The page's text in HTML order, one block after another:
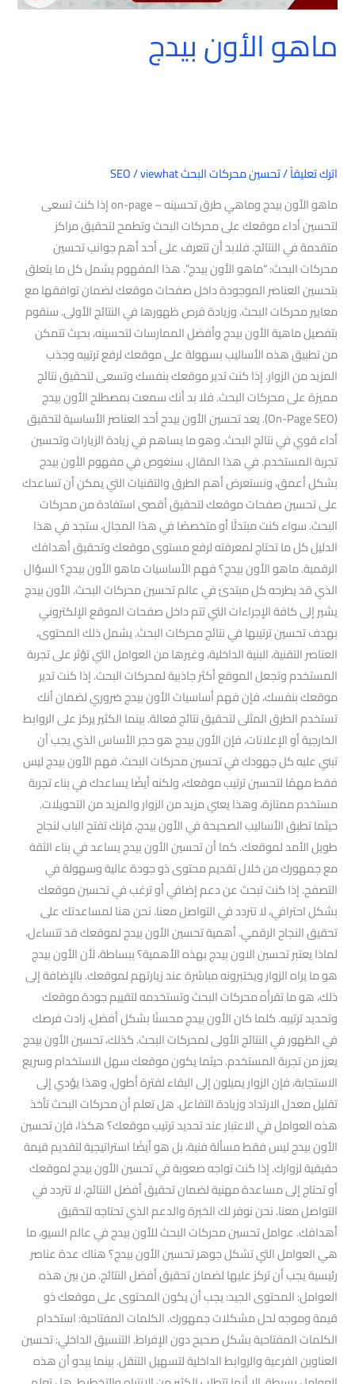
ماهو الأون بيدج
اترك تعليقاً/تحسين محركات البحث SEO /viewhat
ماهو الأون بيدج وماهي طرق تحسينه – on-page إذا كنت تسعى
لتحسين أداء موقعك على محركات البحث وتطمح لتحقيق مراكز
متقدمة في النتائج. فلابد أن تتعرف على أحد أهم جوانب تحسين
محركات البحث: “ماهو الأون بيدج”. هذا المفهوم يشمل كل ما يتعلق
بتحسين العناصر الموجودة داخل صفحات موقعك لضمان توافقها مع
معايير محركات البحث. وزيادة فرص ظهورها في النتائج الأولى. سنقوم
بتفصيل ماهية الأون بيدج وأفضل الممارسات لتحسينه، بحيث تتمكن
من تطبيق هذه الأساليب بسهولة على موقعك لرفع ترتيبه وجذب
المزيد من الزوار. إذا كنت تدير موقعك بنفسك وتسعى لتحقيق نتائج
مميزة على محركات البحث. فلا بد أنك سمعت بمصطلح الأون بيدج
(On-Page SEO). يعد تحسين الأون بيدج أحد العناصر الأساسية لتحقيق
أداء قوي في نتائج البحث. وهو ما يساهم في زيادة الزيارات وتحسين
تجربة المستخدم. في هذا المقال. سنغوص في مفهوم الأون بيدج
بشكل أعمق، ونستعرض أهم الطرق والتقنيات التي يمكن أن تساعدك
على تحسين صفحات موقعك لتحقيق أقصى استفادة من محركات
البحث. سواء كنت مبتدئًا أو متخصصًا في هذا المجال، ستجد في هذا
الدليل كل ما تحتاج لمعرفته لرفع مستوى موقعك وتحقيق أهدافك
الرقمية. ماهو الأون بيدج؟ فهم الأساسيات ماهو الأون بيدج؟ السؤال
الذي قد يطرحه كل مبتدئ في عالم تحسين محركات البحث. الأون بيدج
يشير إلى كافة الإجراءات التي تتم داخل صفحات الموقع الإلكتروني
بهدف تحسين ترتيبها في نتائج محركات البحث. يشمل ذلك المحتوى،
العناصر التقنية، البنية الداخلية، وغيرها من العوامل التي تؤثر على تجربة
المستخدم وتجعل الموقع أكثر جاذبية لمحركات البحث. إذا كنت تدير
موقعك بنفسك، فإن فهم أساسيات الأون بيدج ضروري لضمان أنك
تستخدم الطرق المثلى لتحقيق نتائج فعالة. بينما الكثير يركز على الروابط
الخارجية أو الإعلانات، فإن الأون بيدج هو حجر الأساس الذي يجب أن
تبني عليه كل جهودك في تحسين محركات البحث. فهم الأون بيدج ليس
فقط مهمًا لتحسين ترتيب موقعك، ولكنه أيضًا يساعدك في بناء تجربة
مستخدم ممتازة، وهذا يعني مزيد من الزوار والمزيد من التحويلات.
حيثما تطبق الأساليب الصحيحة في الأون بيدج، فإنك تفتح الباب لنجاح
طويل الأمد لموقعك. كما أن تحسين الأون بيدج يساعد في بناء الثقة
مع جمهورك من خلال تقديم محتوى ذو جودة عالية وسهولة في
التصفح. إذا كنت تبحث عن دعم إضافي أو ترغب في تحسين موقعك
بشكل احترافي، لا تتردد في التواصل معنا. نحن هنا لمساعدتك على
تحقيق النجاح الرقمي. أهمية تحسين الأون بيدج لموقعك قد تتساءل،
لماذا يعتبر تحسين الاون بيدج بهذه الأهمية؟ ببساطة، لأن الأون بيدج
هو ما يراه الزوار ويختبرونه مباشرة عند زيارتهم لموقعك. بالإضافة إلى
ذلك، هو ما تقرأه محركات البحث وتستخدمه لتقييم جودة موقعك
وتحديد ترتيبه. كلما كان الأون بيدج محسنًا بشكل أفضل، زادت فرصك
في الظهور في النتائج الأولى لمحركات البحث. كذلك، تحسين الأون بيدج
يعزز من تجربة المستخدم. حيثما يكون موقعك سهل الاستخدام وسريع
الاستجابة، فإن الزوار يميلون إلى البقاء لفترة أطول، وهذا يؤدي إلى
تقليل معدل الارتداد وزيادة التفاعل. هل تعلم أن محركات البحث تأخذ
هذه العوامل في الاعتبار عند تحديد ترتيب موقعك؟ هكذا، فإن تحسين
الأون بيدج ليس فقط مسألة فنية، بل هو أيضًا استراتيجية لتقديم قيمة
حقيقية لزوارك. إذا كنت تواجه صعوبة في تحسين الأون بيدج لموقعك
أو تحتاج إلى مساعدة مهنية لضمان تحقيق أفضل النتائج، لا تتردد في
التواصل معنا. نحن نوفر لك الخبرة والدعم الذي تحتاجه لتحقيق
أهدافك. عوامل تحسين محركات البحث للأون بيدج في عالم السيو، ما
هي العوامل التي تشكل جوهر تحسين الأون بيدج؟ هناك عدة عناصر
رئيسية يجب أن تركز عليها لضمان تحقيق أفضل النتائج. من بين هذه
العوامل: المحتوى الجيد: يجب أن يكون المحتوى على موقعك ذو
قيمة وموجه لحل مشكلات جمهورك. الكلمات المفتاحية: استخدام
الكلمات المفتاحية بشكل صحيح دون الإفراط. التنسيق الداخلي: تحسين
العناوين الفرعية والروابط الداخلية لتسهيل التنقل. بينما يبدو أن هذه